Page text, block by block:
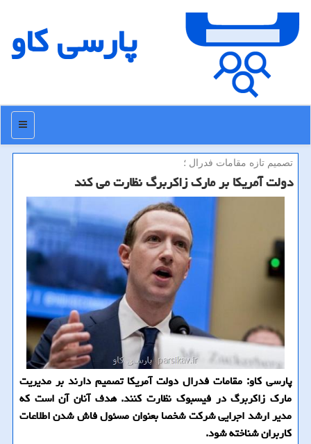
پارسی كاو
منو
تصمیم تازه مقامات فدرال ؛
دولت آمریكا بر مارك زاكربرگ نظارت می كند
پارسی كاو: مقامات فدرال دولت آمریكا تصمیم دارند بر مدیریت
مارك زاكربرگ در فیسبوك نظارت كنند. هدف آنان آن است كه
مدیر ارشد اجرایی شركت شخصا بعنوان مسئول فاش شدن اطلاعات
كاربران شناخته شود.